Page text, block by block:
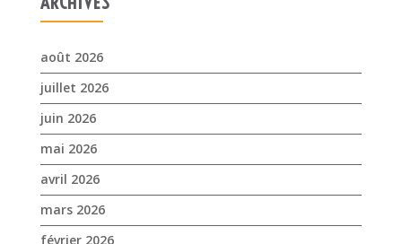
juin 2026
avril 2026
mars 2026
février 2026
janvier 2026
novembre 2025
octobre 2025